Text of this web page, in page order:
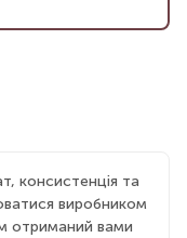
консистенція та
виробником
отриманий вами